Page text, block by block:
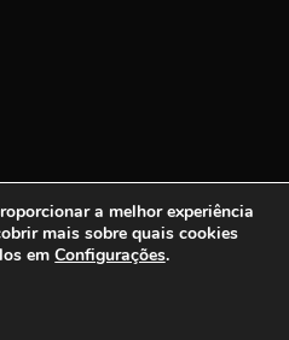
a melhor experiência
mais sobre quais cookies
em Configurações.